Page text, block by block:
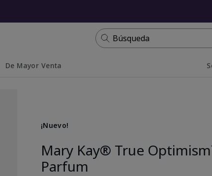
Búsqueda
De Mayor Venta
¡Nuevo!
Mary Kay® True
Parfum